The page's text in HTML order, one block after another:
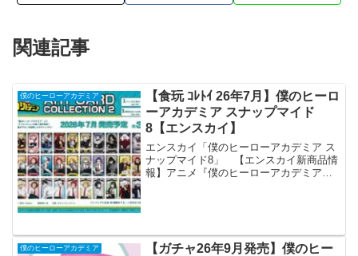
関連記事
僕のヒーローアカデミア
【食玩 ｺﾚﾄｲ 26年7月】僕のヒーロ
ーアカデミア スナップマイド
8【エンスカイ】
エンスカイ「僕のヒーローアカデミア ス
ナップマイド8」 【エンスカイ新商品情
報】アニメ『僕のヒーローアカデミア』
僕のヒーローアカデミア
【ガチャ26年9月発売】僕のヒー